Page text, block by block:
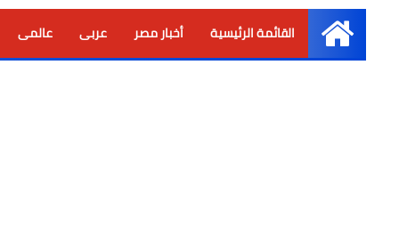
الرئيسية
القائمة الرئيسية أخبار مصر عربى عالمى